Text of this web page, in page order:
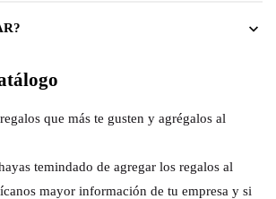
que más te gusten y agrégalos al
temindado de agregar los regalos al
mayor información de tu empresa y si